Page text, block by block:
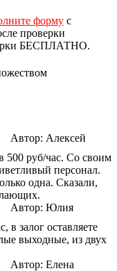
форму с
проверки
БЕСПЛАТНО.
Автор: Алексей
500 руб/час. Со своим
персонал.
одна. Сказали,
Автор: Юлия
в залог оставляете
выходные, из двух
Автор: Елена